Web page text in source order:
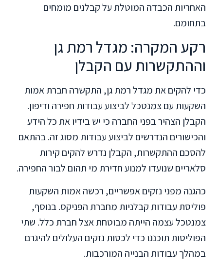
האחריות הכבדה המוטלת על קבלנים מומחים
בתחומם.
רקע המקרה: מגדל רמת גן
וההתקשרות עם הקבלן
כדי להקים את מגדל רמת גן, התקשרה חברת אמות
השקעות עם צמנטכל לביצוע עבודות חפירה ודיפון.
הקבלן הצהיר בפני החברה כי יש בידיו את כל הידע
והכישורים הנדרשים לביצוע עבודות מסוג זה. בהתאם
להסכם ההתקשרות, הקבלן נדרש להקים קירות
סלאריים שנועדו למנוע חדירת מי תהום לבור החפירה.
כהגנה מפני נזקים אפשריים, רכשה אמות השקעות
פוליסת עבודות קבלניות מחברת הפניקס. בנוסף,
צמנטכל עצמה הייתה מבוטחת אצל חברת כלל. שתי
הפוליסות תוכננו כדי לכסות נזקים העלולים להיגרם
במהלך עבודות הבנייה המורכבות.